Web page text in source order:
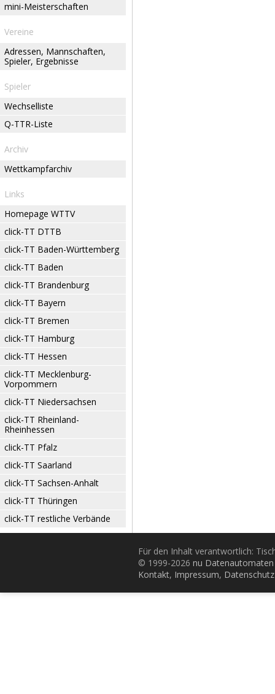
mini-Meisterschaften
Vereine
Adressen, Mannschaften,
Spieler, Ergebnisse
Spieler
Wechselliste
Q-TTR-Liste
Archiv
Wettkampfarchiv
Links
Homepage WTTV
click-TT DTTB
click-TT Baden-Württemberg
click-TT Baden
click-TT Brandenburg
click-TT Bayern
click-TT Bremen
click-TT Hamburg
click-TT Hessen
click-TT Mecklenburg-
Vorpommern
click-TT Niedersachsen
click-TT Rheinland-
Rheinhessen
click-TT Pfalz
click-TT Saarland
click-TT Sachsen-Anhalt
click-TT Thüringen
click-TT restliche Verbände
Für den Inhalt verantwortlich:
© 1999-2026 nu
Kontakt, Impressum, Datenschutz